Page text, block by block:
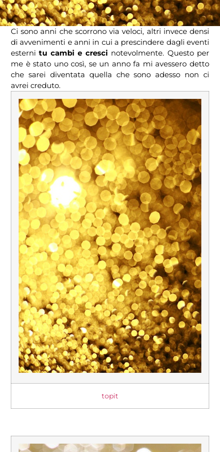
Ci sono anni che scorrono via veloci, altri invece densi
di avvenimenti e anni in cui a prescindere dagli eventi
esternitu cambi e cresci notevolmente. Questo per
me è stato uno così, se un anno fa mi avessero detto
che sarei diventata quella che sono adesso non ci
avrei creduto.
topit